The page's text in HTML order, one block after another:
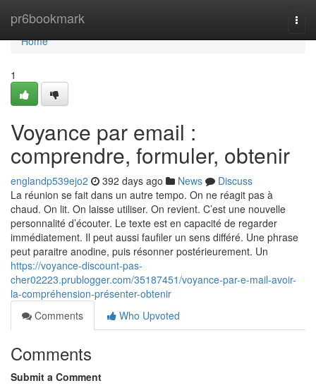
pr6bookmark
Home
Home
1
Voyance par email :
comprendre, formuler, obtenir
englandp539ejo2 392 days ago News
Discuss
La réunion se fait dans un autre tempo. On ne réagit pas à
chaud. On lit. On laisse utiliser. On revient. C’est une nouvelle
personnalité d’écouter. Le texte est en capacité de regarder
immédiatement. Il peut aussi faufiler un sens différé. Une phrase
peut paraitre anodine, puis résonner postérieurement. Un
https://voyance-discount-pas-
cher02223.prublogger.com/35187451/voyance-par-e-mail-avoir-
la-compréhension-présenter-obtenir
Comments
Who Upvoted
Comments
Submit a Comment